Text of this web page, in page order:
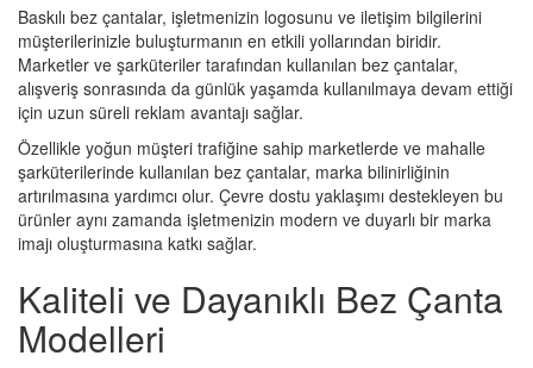
Baskılı bez çantalar, işletmenizin logosunu ve iletişim bilgilerini
müşterilerinizle buluşturmanın en etkili yollarından biridir.
Marketler ve şarküteriler tarafından kullanılan bez çantalar,
alışveriş sonrasında da günlük yaşamda kullanılmaya devam ettiği
için uzun süreli reklam avantajı sağlar.
Özellikle yoğun müşteri trafiğine sahip marketlerde ve mahalle
şarküterilerinde kullanılan bez çantalar, marka bilinirliğinin
artırılmasına yardımcı olur. Çevre dostu yaklaşımı destekleyen bu
ürünler aynı zamanda işletmenizin modern ve duyarlı bir marka
imajı oluşturmasına katkı sağlar.
Kaliteli ve Dayanıklı Bez Çanta
Modelleri